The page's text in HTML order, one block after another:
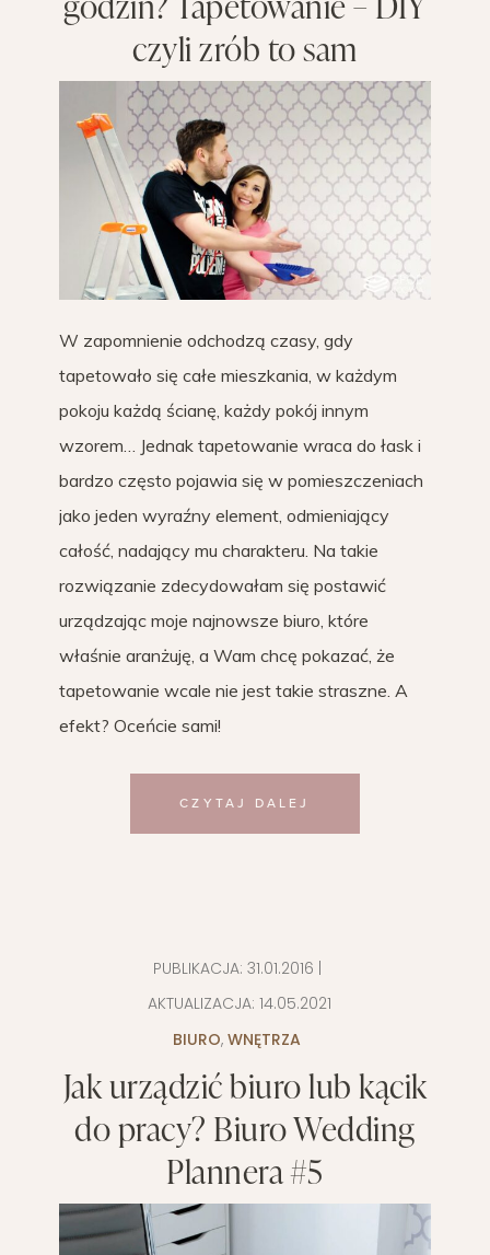
czyli zrób to sam
W zapomnienie odchodzą czasy, gdy
tapetowało się całe mieszkania, w każdym
pokoju każdą ścianę, każdy pokój innym
wzorem… Jednak tapetowanie wraca do łask i
bardzo często pojawia się w pomieszczeniach
jako jeden wyraźny element, odmieniający
całość, nadający mu charakteru. Na takie
rozwiązanie zdecydowałam się postawić
urządzając moje najnowsze biuro, które
właśnie aranżuję, a Wam chcę pokazać, że
tapetowanie wcale nie jest takie straszne. A
efekt? Oceńcie sami!
CZYTAJ DALEJ
PUBLIKACJA: 31.01.2016 |
AKTUALIZACJA: 14.05.2021
BIURO, WNĘTRZA
Jak urządzić biuro lub kącik
do pracy? Biuro Wedding
Plannera #5